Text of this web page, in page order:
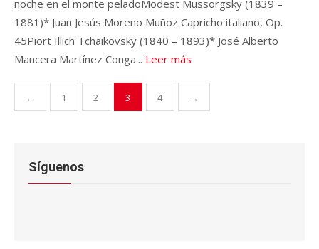
noche en el monte peladoModest Mussorgsky (1839 –
1881)* Juan Jesús Moreno Muñoz Capricho italiano, Op.
45Piort Illich Tchaikovsky (1840 – 1893)* José Alberto
Mancera Martínez Conga... Leer más
Paginación
de
← 1 2 3 4 →
Síguenos